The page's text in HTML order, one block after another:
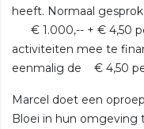
heeft. Normaal
€ 1.000,-- + € 4,50
activiteiten mee te
eenmalig de € 4,50
Marcel doet een
Bloei in hun omgeving